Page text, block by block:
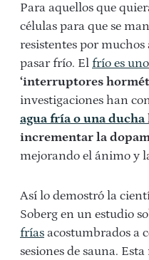
Para aquellos que
células para que se
resistentes por
pasar frío. El frío es
‘interruptores
investigaciones han
agua fría o una ducha
incrementar la
mejorando el ánimo y
Así lo demostró la
Soberg en un estudio
frías acostumbrados a
sesiones de sauna.